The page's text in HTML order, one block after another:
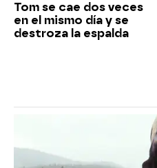
Tom se cae dos veces
en el mismo día y se
destroza la espalda